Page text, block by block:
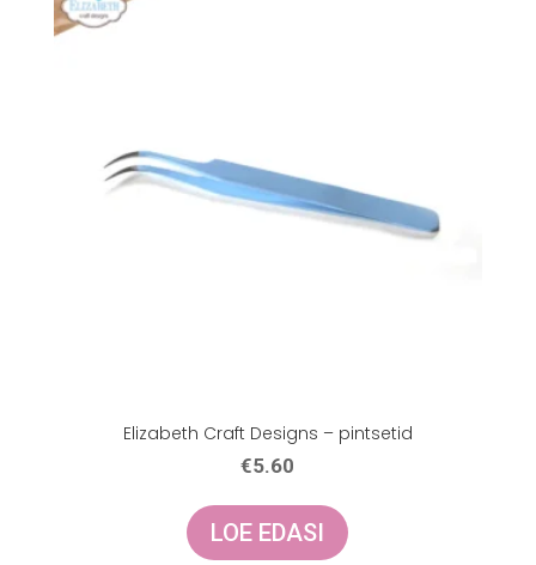
Elizabeth Craft Designs – pintsetid
€5.60
LOE EDASI